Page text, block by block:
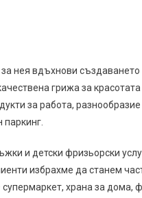
нея вдъхнови създаването
грижа за
за работа,
и детски фризьорски
избрахме да станем
храна за дома,